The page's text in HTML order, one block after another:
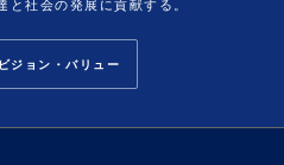
ジョン・バリュー